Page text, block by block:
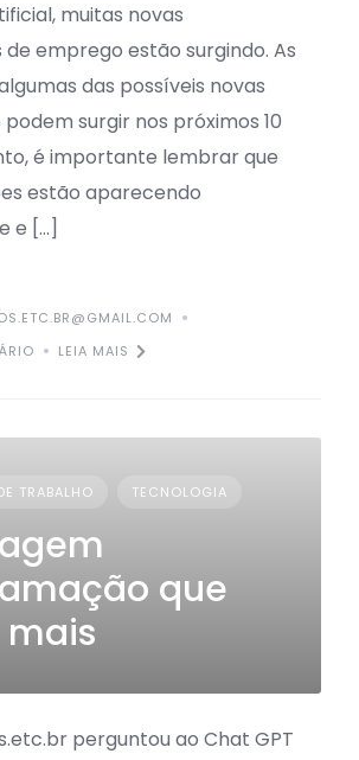
muitas novas
emprego estão surgindo. As
das possíveis novas
surgir nos próximos 10
é importante lembrar que
estão aparecendo
e […]
LEIA MAIS
TRABALHO TECNOLOGIA
que
perguntou ao Chat GPT